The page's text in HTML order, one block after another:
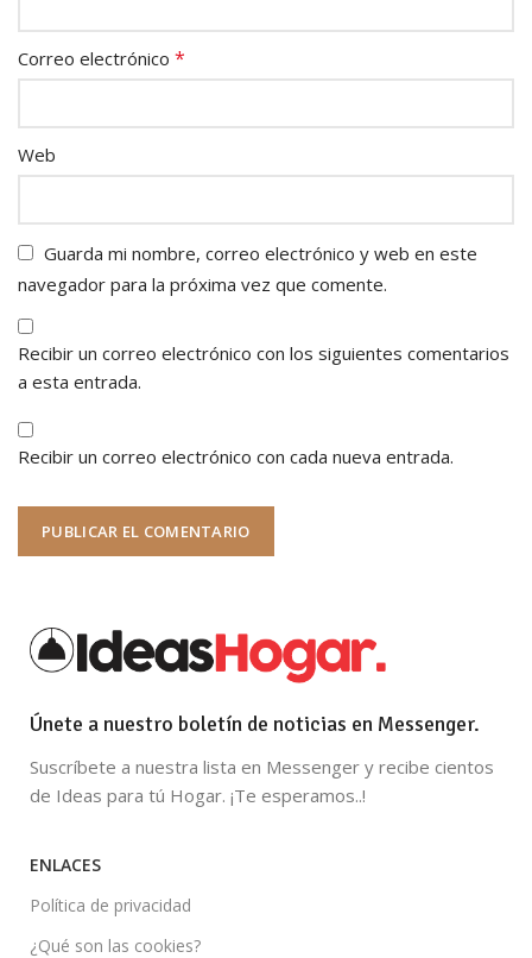
Correo electrónico *
Web
Guarda mi nombre, correo electrónico y web en este
navegador para la próxima vez que comente.
Recibir un correo electrónico con los siguientes comentarios
a esta entrada.
Recibir un correo electrónico con cada nueva entrada.
Únete a nuestro boletín de noticias en Messenger.
Suscríbete a nuestra lista en Messenger y recibe cientos
de Ideas para tú Hogar. ¡Te esperamos..!
ENLACES
Política de privacidad
¿Qué son las cookies?